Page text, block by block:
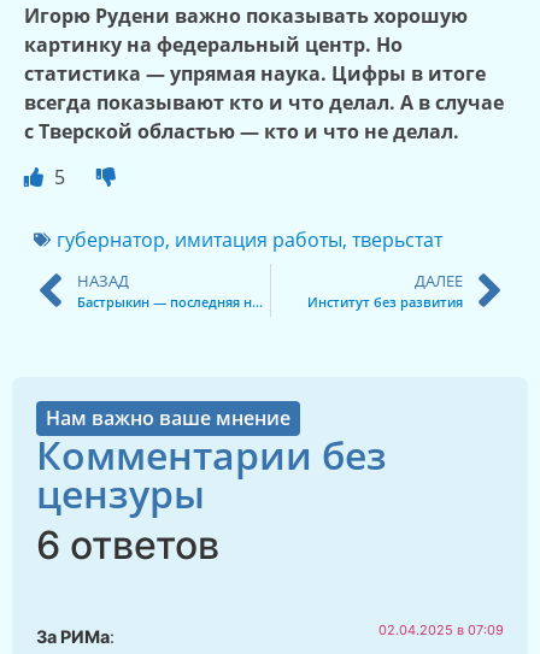
Игорю Рудени важно показывать хорошую
картинку на федеральный центр. Но
статистика — упрямая наука. Цифры в итоге
всегда показывают кто и что делал. А в случае
с Тверской областью — кто и что не делал.
5
губернатор, имитация работы, тверьстат
НАЗАД
Бастрыкин — последняя надежда
ДАЛЕЕ
Институт без развития
Нам важно ваше мнение
Комментарии без
цензуры
6 ответов
За РИМа: 02.04.2025 в 07:09